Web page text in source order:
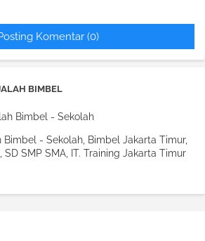
Komentar (0)
BIMBEL
- Sekolah, Bimbel Jakarta Timur,
SMP SMA, IT. Training Jakarta Timur